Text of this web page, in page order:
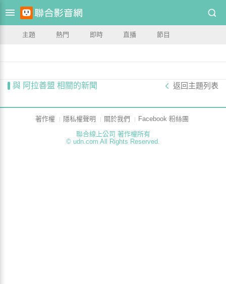
主題 熱門 即時 直播 節目
與 阿拉善盟 相關的新聞 返回主題列表
著作權 隱私權聲明 關於我們
Facebook 粉絲團
聯合線上公司 著作權所有
© udn.com All Rights Reserved.